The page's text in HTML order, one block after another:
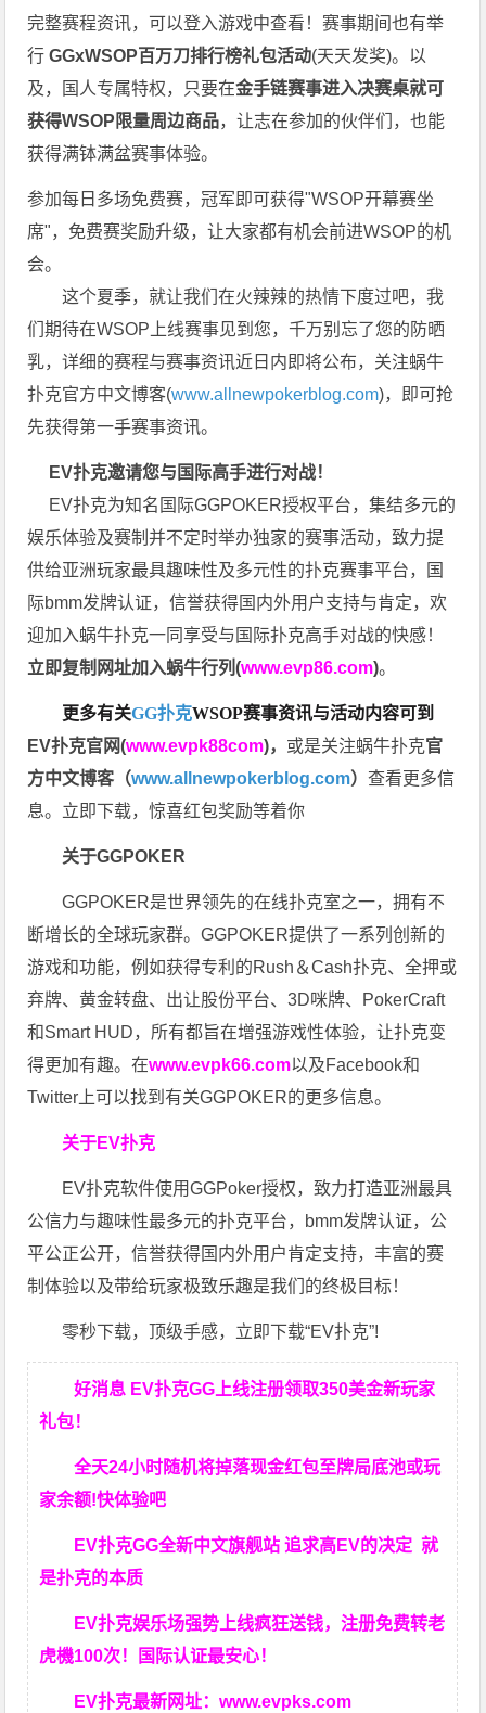
完整赛程资讯，可以登入游戏中查看！赛事期间也有举
行 GGxWSOP百万刀排行榜礼包活动(天天发奖)。以
及，国人专属特权，只要在金手链赛事进入决赛桌就可
获得WSOP限量周边商品，让志在参加的伙伴们，也能
获得满钵满盆赛事体验。
参加每日多场免费赛，冠军即可获得"WSOP开幕赛坐
席"，免费赛奖励升级，让大家都有机会前进WSOP的机
会。
这个夏季，就让我们在火辣辣的热情下度过吧，我
们期待在WSOP上线赛事见到您，千万别忘了您的防晒
乳，详细的赛程与赛事资讯近日内即将公布，关注蜗牛
扑克官方中文博客(www.allnewpokerblog.com)，即可抢
先获得第一手赛事资讯。
EV扑克邀请您与国际高手进行对战！
EV扑克为知名国际GGPOKER授权平台，集结多元的
娱乐体验及赛制并不定时举办独家的赛事活动，致力提
供给亚洲玩家最具趣味性及多元性的扑克赛事平台，国
际bmm发牌认证，信誉获得国内外用户支持与肯定，欢
迎加入蜗牛扑克一同享受与国际扑克高手对战的快感！
立即复制网址加入蜗牛行列(www.evp86.com)。
更多有关GG扑克WSOP赛事资讯与活动内容可到
EV扑克官网(www.evpk88com)， 或是关注蜗牛扑克官
方中文博客（www.allnewpokerblog.com）查看更多信
息。立即下载，惊喜红包奖励等着你
关于GGPOKER
GGPOKER是世界领先的在线扑克室之一，拥有不
断增长的全球玩家群。GGPOKER提供了一系列创新的
游戏和功能，例如获得专利的Rush＆Cash扑克、全押或
弃牌、黄金转盘、出让股份平台、3D咪牌、PokerCraft
和Smart HUD，所有都旨在增强游戏性体验，让扑克变
得更加有趣。在www.evpk66.com以及Facebook和
Twitter上可以找到有关GGPOKER的更多信息。
关于EV扑克
EV扑克软件使用GGPoker授权，致力打造亚洲最具
公信力与趣味性最多元的扑克平台，bmm发牌认证，公
平公正公开，信誉获得国内外用户肯定支持，丰富的赛
制体验以及带给玩家极致乐趣是我们的终极目标！
零秒下载，顶级手感，立即下载“EV扑克”!
好消息 EV扑克GG上线注册领取350美金新玩家
礼包！
全天24小时随机将掉落现金红包至牌局底池或玩
家余额!快体验吧
EV扑克GG全新中文旗舰站 追求高EV的决定就
是扑克的本质
EV扑克娱乐场强势上线疯狂送钱，注册免费转老
虎機100次！国际认证最安心！
EV扑克最新网址：www.evpks.com